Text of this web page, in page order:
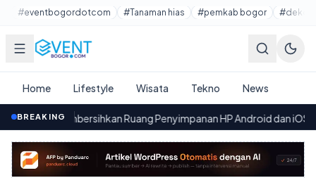
Lewati ke konten utama
#eventbogordotcom #Tanaman hias #pemkab bogor
Home Lifestyle Wisata Tekno News
BREAKING
Membersihkan Ruang Penyimpanan HP Android dan iOS·